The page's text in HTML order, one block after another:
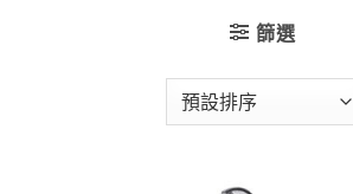
篩選